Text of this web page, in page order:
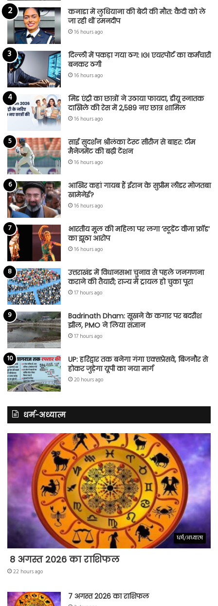
कनाडा में लुधियाना की बेटी की माैत: कैदी को ले
जा रही थीं रमनदीप
16 hours ago
दिल्ली में पकड़ा गया ठग: IGI एयरपोर्ट का कर्मचारी
बनकर ठगी
16 hours ago
मिड एंट्री का छात्रों ने उठाया फायदा, डीयू स्नातक
दाखिले की रेस में 2,589 नए छात्र शामिल
16 hours ago
साई सुदर्शन श्रीलंका टेस्ट सीरीज से बाहर: टीम
मैनेजमेंट की बढ़ी टेंशन
16 hours ago
आखिर कहां गायब हैं ईरान के सुप्रीम लीडर मोजतबा
खामेनेई?
16 hours ago
भारतीय मूल की महिला पर लगा ‘स्टूडेंट वीजा फ्रॉड’
का झूठा आरोप
16 hours ago
उत्तराखंड में विधानसभा चुनाव से पहले जनगणना
कराने की तैयारी; राज्य में ट्रायल हो चुका पूरा
17 hours ago
Badrinath Dham: सूखने के कगार पर बदरीश
झील, PMO ने लिया संज्ञान
17 hours ago
UP: हरिद्वार तक बनेगा गंगा एक्सप्रेसवे, बिजनौर से
होकर जुड़ेगा यूपी का नया मार्ग
20 hours ago
धर्म-अध्यात्म
धर्म/अध्यात्म
8 अगस्त 2026 का राशिफल
22 hours ago
7 अगस्त 2026 का राशिफल